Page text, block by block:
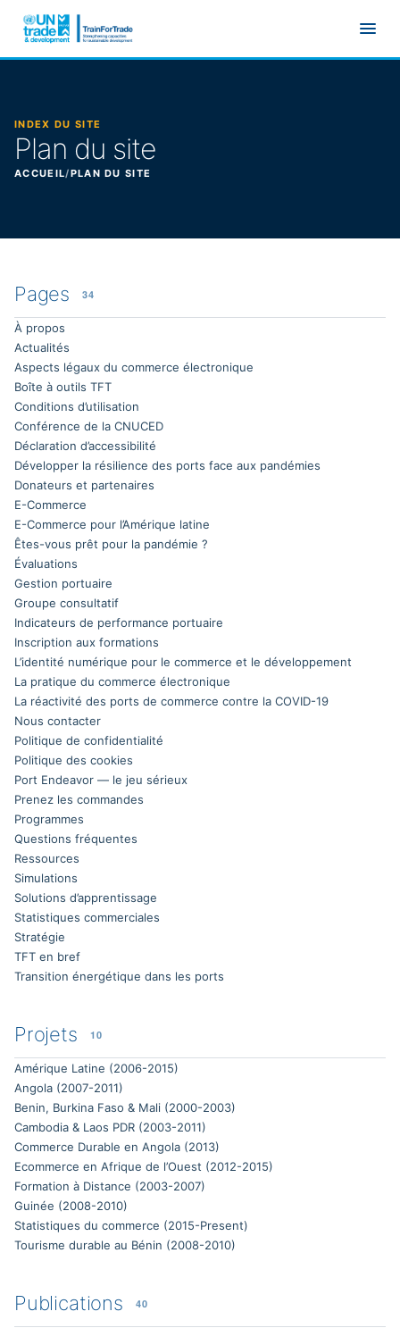
INDEX DU SITE
Plan du site
ACCUEIL/PLAN DU SITE
Tout le contenu du site
Pages 34
À propos
Actualités
Aspects légaux du commerce électronique
Boîte à outils TFT
Conditions d’utilisation
Conférence de la CNUCED
Déclaration d’accessibilité
Développer la résilience des ports face aux pandémies
Donateurs et partenaires
E-Commerce
E-Commerce pour l’Amérique latine
Êtes-vous prêt pour la pandémie ?
Évaluations
Gestion portuaire
Groupe consultatif
Indicateurs de performance portuaire
Inscription aux formations
L’identité numérique pour le commerce et le développement
La pratique du commerce électronique
La réactivité des ports de commerce contre la COVID-19
Nous contacter
Politique de confidentialité
Politique des cookies
Port Endeavor — le jeu sérieux
Prenez les commandes
Programmes
Questions fréquentes
Ressources
Simulations
Solutions d’apprentissage
Statistiques commerciales
Stratégie
TFT en bref
Transition énergétique dans les ports
Projets 10
Amérique Latine (2006-2015)
Angola (2007-2011)
Benin, Burkina Faso & Mali (2000-2003)
Cambodia & Laos PDR (2003-2011)
Commerce Durable en Angola (2013)
Ecommerce en Afrique de l’Ouest (2012-2015)
Formation à Distance (2003-2007)
Guinée (2008-2010)
Statistiques du commerce (2015-Present)
Tourisme durable au Bénin (2008-2010)
Publications 40